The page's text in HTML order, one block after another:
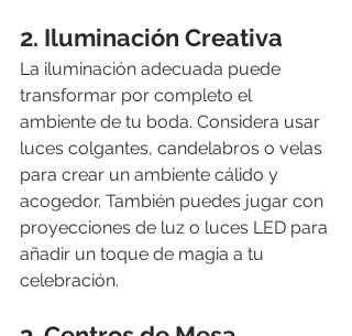
2. Iluminación Creativa
La iluminación adecuada puede
transformar por completo el
ambiente de tu boda. Considera usar
luces colgantes, candelabros o velas
para crear un ambiente cálido y
acogedor. También puedes jugar con
proyecciones de luz o luces LED para
añadir un toque de magia a tu
celebración.